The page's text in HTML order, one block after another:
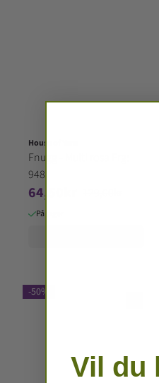
House of Yarn
Fnugg - Multi rosa Frg:
948
64,50kr
På lager
-50%
Vil du